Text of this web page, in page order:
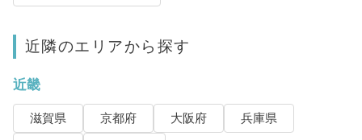
近隣のエリアから探す
近畿
滋賀県 京都府 大阪府
兵庫県